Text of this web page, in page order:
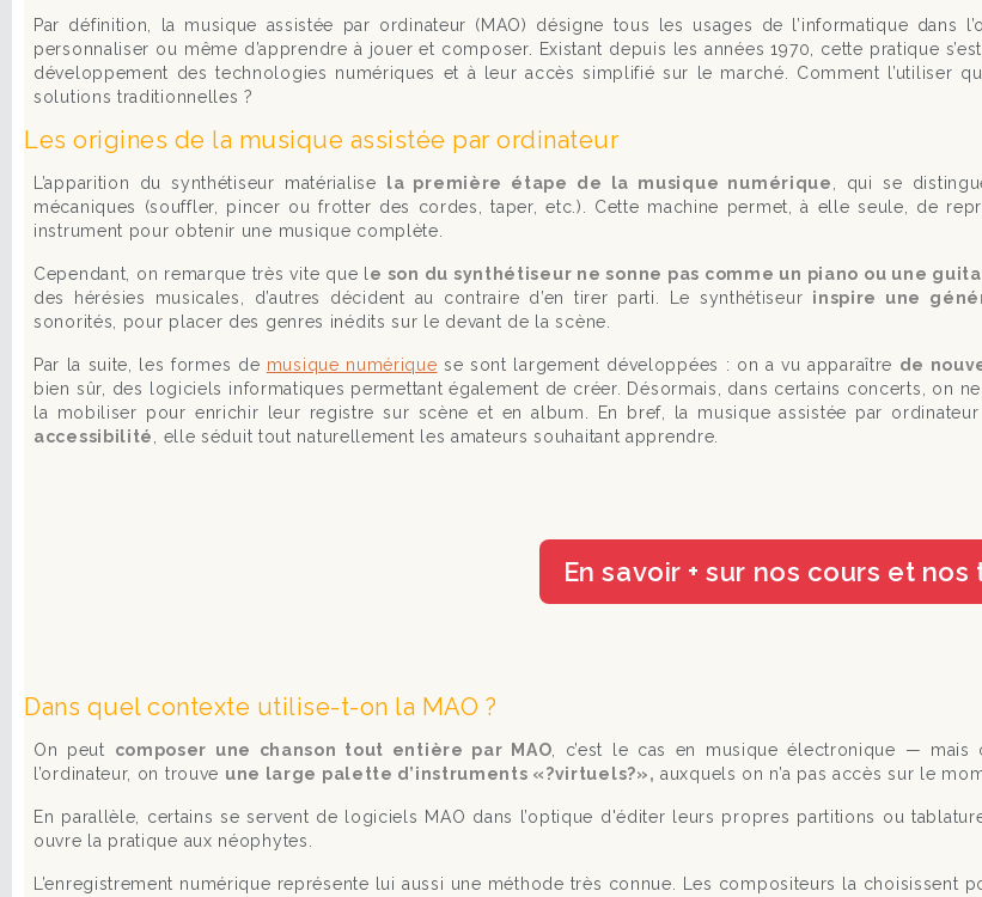
Par définition, la musique assistée par ordinateur (MAO) désigne tous les usages de l’informatique
personnaliser ou même d’apprendre à jouer et composer. Existant depuis les années 1970, cette pratique
développement des technologies numériques et à leur accès simplifié sur le marché. Comment l’utiliser
solutions traditionnelles ?
Les origines de la musique assistée par ordinateur
L’apparition du synthétiseur matérialise la première étape de la musique numérique
, qui se
mécaniques (souffler, pincer ou frotter des cordes, taper, etc.). Cette machine permet, à elle seule, de
instrument pour obtenir une musique complète.
Cependant, on remarque très vite que l e son du synthétiseur ne sonne pas comme un piano ou une
des hérésies musicales, d’autres décident au contraire d’en tirer parti. Le synthétiseur inspire une
sonorités, pour placer des genres inédits sur le devant de la scène.
Par la suite, les formes de musique numérique se sont largement développées : on a vu apparaître de
bien sûr, des logiciels informatiques permettant également de créer. Désormais, dans certains concerts, on
la mobiliser pour enrichir leur registre sur scène et en album. En bref, la musique assistée par
accessibilité
, elle séduit tout naturellement les amateurs souhaitant apprendre.
En savoir + sur nos cours et nos
Dans quel contexte utilise-t-on la MAO ?
On peut composer une chanson tout entière par MAO , c’est le cas en musique électronique —
l’ordinateur, on trouve une large palette d’instruments «?virtuels?», auxquels on n’a pas accès sur le
En parallèle, certains se servent de logiciels MAO dans l’optique d'éditer leurs propres partitions ou
ouvre la pratique aux néophytes.
L’enregistrement numérique représente lui aussi une méthode très connue. Les compositeurs la choisissent